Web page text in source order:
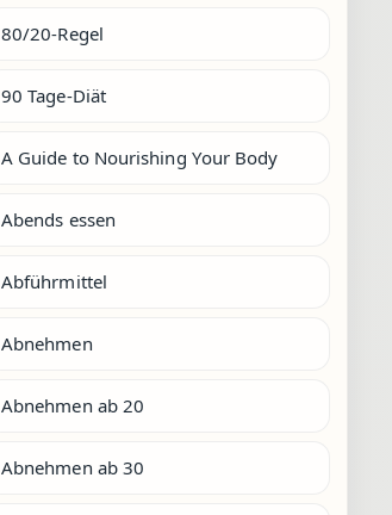
80/20-Regel
90 Tage-Diät
A Guide to Nourishing Your Body
Abends essen
Abführmittel
Abnehmen
Abnehmen ab 20
Abnehmen ab 30